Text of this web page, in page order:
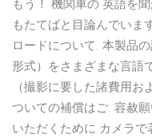
もう！ 機関車の 英語を
もたてばと目論んでいま
ロードについて. 本製品
形式）をさまざまな言語
（撮影に要した諸費用
ついての補償はご. 容赦
いただくために カメラ